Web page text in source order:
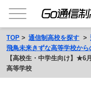
TOP 通信制高校を探す
飛鳥未来きずな高等学校から
【高校生・中学生向け】
高等学校